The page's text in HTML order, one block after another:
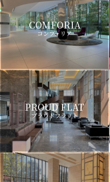
COMFORIA
コンフォリア
PROUD FLAT
プラウドフラット